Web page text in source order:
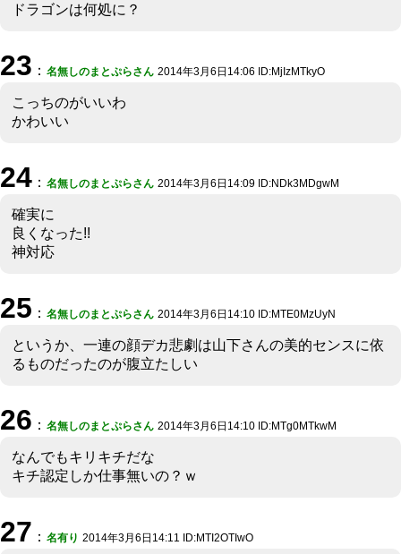
ドラゴンは何処に？
23 ： 名無しのまとぷらさん 2014年3月6日14:06 ID:MjIzMTkyO
こっちのがいいわ
かわいい
24 ： 名無しのまとぷらさん 2014年3月6日14:09 ID:NDk3MDgwM
確実に
良くなった!!
神対応
25 ： 名無しのまとぷらさん 2014年3月6日14:10 ID:MTE0MzUyN
というか、一連の顔デカ悲劇は山下さんの美的センスに依
るものだったのが腹立たしい
26 ： 名無しのまとぷらさん 2014年3月6日14:10 ID:MTg0MTkwM
なんでもキリキチだな
キチ認定しか仕事無いの？ｗ
27 ： 名有り 2014年3月6日14:11 ID:MTI2OTIwO